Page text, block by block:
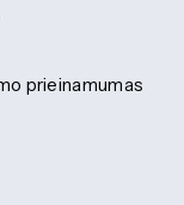
prieinamumas